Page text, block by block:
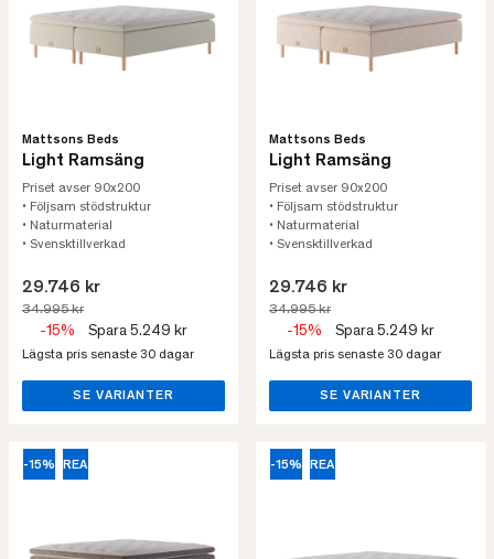
Mattsons Beds
Light Ramsäng
Priset avser 90x200
• Följsam stödstruktur
• Naturmaterial
• Svensktillverkad
29.746 kr
34.995 kr
-15% Spara 5.249 kr
Lägsta pris senaste 30 dagar
SE VARIANTER
Mattsons Beds
Light Ramsäng
Priset avser 90x200
• Följsam stödstruktur
• Naturmaterial
• Svensktillverkad
29.746 kr
34.995 kr
-15% Spara 5.249 kr
Lägsta pris senaste 30 dagar
SE VARIANTER
-15% REA -15% REA